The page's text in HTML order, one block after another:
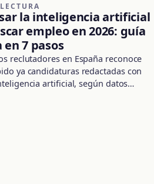
la inteligencia artificial
empleo en 2026: guía
7 pasos
reclutadores en España reconoce
ya candidaturas redactadas con
artificial, según datos…